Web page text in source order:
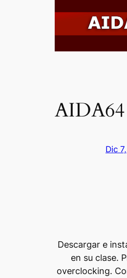
Dic
Descargar e
en su clase.
overclocking.